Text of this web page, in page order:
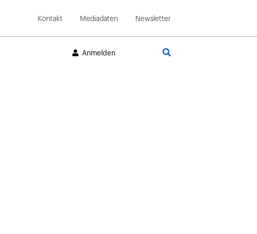
Kontakt Mediadaten Newsletter
Anmelden